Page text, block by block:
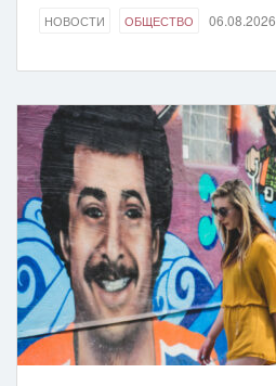
НОВОСТИ ОБЩЕСТВО 06.08.2026